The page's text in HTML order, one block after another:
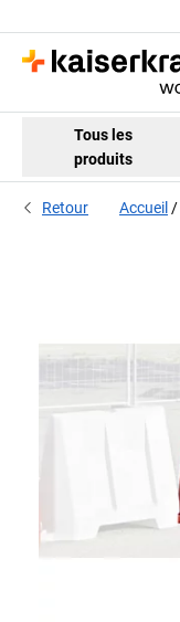
Tous les
produits
Retour Accueil